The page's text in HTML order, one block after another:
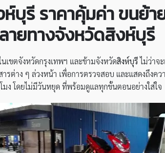
บุรี ราคาคุ้มค่าขนย้า
ายทางจังหวัดสิงห์บุรี
เขตจังหวัดกรุงเทพฯ และข้ามจังหวัดสิงห์บุรีไม่ว่าจ
รต่าง ๆ ล่วงหน้า เพื่อการตรวจสอบ และแสดงถึงค
ง โดยไม่มีวันหยุด ที่พร้อมดูแลทุกขั้นตอนอย่างใส่ใจ